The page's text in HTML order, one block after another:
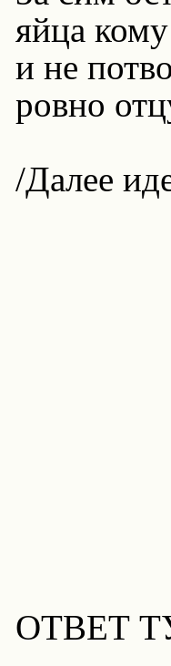
яйца
и не
ровно
/Далее
ОТВЕТ